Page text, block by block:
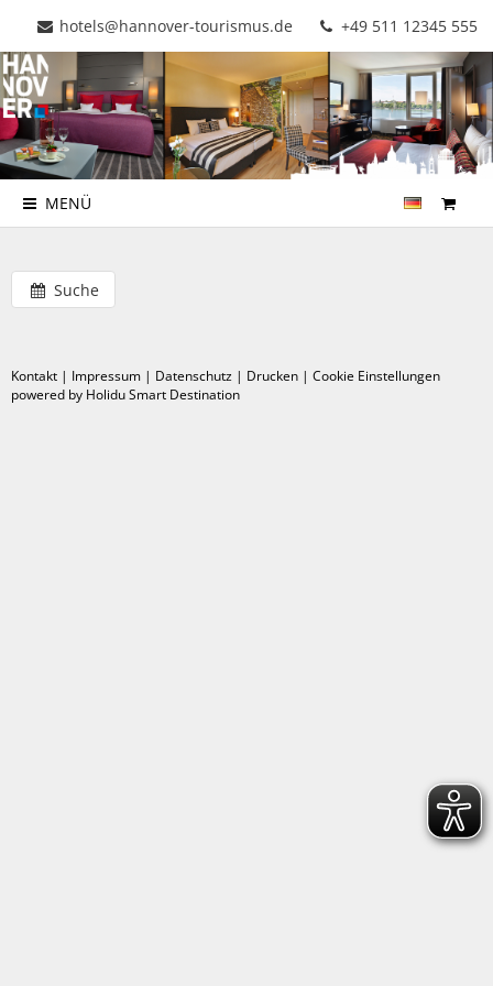
hotels@hannover-tourismus.de +49 511 12345 555
MENÜ
Suche
Kontakt | Impressum | Datenschutz | Drucken | Cookie Einstellungen
powered by Holidu Smart Destination